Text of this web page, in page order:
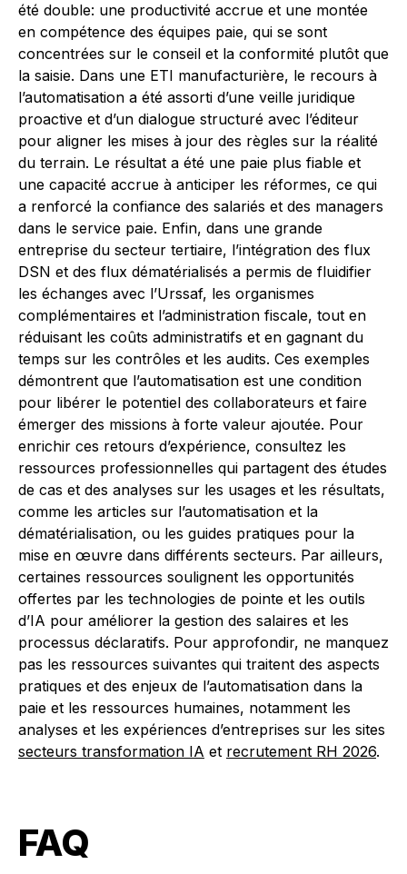
été double: une productivité accrue et une montée
en compétence des équipes paie, qui se sont
concentrées sur le conseil et la conformité plutôt que
la saisie. Dans une ETI manufacturière, le recours à
l’automatisation a été assorti d’une veille juridique
proactive et d’un dialogue structuré avec l’éditeur
pour aligner les mises à jour des règles sur la réalité
du terrain. Le résultat a été une paie plus fiable et
une capacité accrue à anticiper les réformes, ce qui
a renforcé la confiance des salariés et des managers
dans le service paie. Enfin, dans une grande
entreprise du secteur tertiaire, l’intégration des flux
DSN et des flux dématérialisés a permis de fluidifier
les échanges avec l’Urssaf, les organismes
complémentaires et l’administration fiscale, tout en
réduisant les coûts administratifs et en gagnant du
temps sur les contrôles et les audits. Ces exemples
démontrent que l’automatisation est une condition
pour libérer le potentiel des collaborateurs et faire
émerger des missions à forte valeur ajoutée. Pour
enrichir ces retours d’expérience, consultez les
ressources professionnelles qui partagent des études
de cas et des analyses sur les usages et les résultats,
comme les articles sur l’automatisation et la
dématérialisation, ou les guides pratiques pour la
mise en œuvre dans différents secteurs. Par ailleurs,
certaines ressources soulignent les opportunités
offertes par les technologies de pointe et les outils
d’IA pour améliorer la gestion des salaires et les
processus déclaratifs. Pour approfondir, ne manquez
pas les ressources suivantes qui traitent des aspects
pratiques et des enjeux de l’automatisation dans la
paie et les ressources humaines, notamment les
analyses et les expériences d’entreprises sur les sites
secteurs transformation IA et recrutement RH 2026.
FAQ